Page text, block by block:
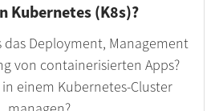
Kubernetes (K8s)?
das Deployment, Management
von containerisierten Apps?
in einem Kubernetes-Cluster